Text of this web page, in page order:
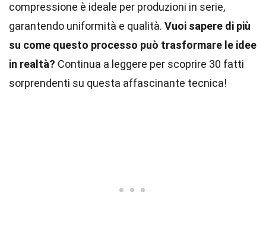
compressione è ideale per produzioni in serie,
garantendo uniformità e qualità. Vuoi sapere di più
su come questo processo può trasformare le idee
in realtà? Continua a leggere per scoprire 30 fatti
sorprendenti su questa affascinante tecnica!